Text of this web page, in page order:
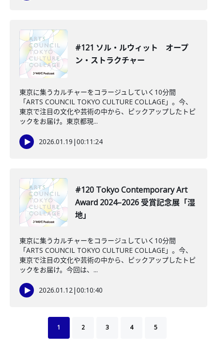
#121 ソル・ルウィット オープ
ン・ストラクチャー
東京に集うカルチャーをコラージュしていく10分間
「ARTS COUNCIL TOKYO CULTURE COLLAGE」。今、
東京で注目の文化や芸術の中から、ピックアップしたトピ
ックをお届け。東京都現...
2026.01.19 |00:11:24
#120 Tokyo Contemporary Art
Award 2024–2026 受賞記念展「湿
地」
東京に集うカルチャーをコラージュしていく10分間
「ARTS COUNCIL TOKYO CULTURE COLLAGE」。今、
東京で注目の文化や芸術の中から、ピックアップしたトピ
ックをお届け。今回は、...
2026.01.12|00:10:40
1 2 3 4 5